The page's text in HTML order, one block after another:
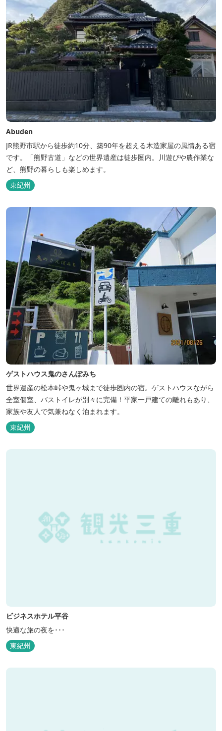
Abuden
JR熊野市駅から徒歩約10分、築90年を超える木造家屋の風情ある宿
です。「熊野古道」などの世界遺産は徒歩圏内。川遊びや農作業な
ど、熊野の暮らしも楽しめます。
東紀州
ゲストハウス鬼のさんぽみち
世界遺産の松本峠や鬼ヶ城まで徒歩圏内の宿。ゲストハウスながら
全室個室、バストイレが別々に完備！平家一戸建ての離れもあり、
家族や友人で気兼ねなく泊まれます。
東紀州
ビジネスホテル平谷
快適な旅の夜を･･･
東紀州